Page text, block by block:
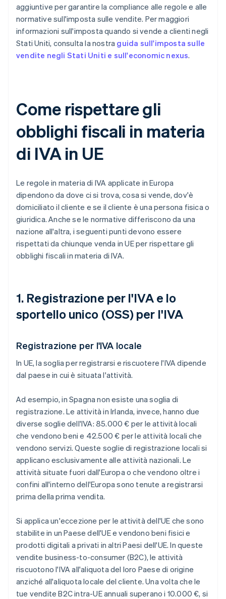
aggiuntive per garantire la compliance alle regole e alle
normative sull'imposta sulle vendite. Per maggiori
informazioni sull'imposta quando si vende a clienti negli
Stati Uniti, consulta la nostra guida sull'imposta sulle
vendite negli Stati Uniti e sull'economic nexus.
Come rispettare gli
obblighi fiscali in materia
di IVA in UE
Le regole in materia di IVA applicate in Europa
dipendono da dove ci si trova, cosa si vende, dov'è
domiciliato il cliente e se il cliente è una persona fisica o
giuridica. Anche se le normative differiscono da una
nazione all'altra, i seguenti punti devono essere
rispettati da chiunque venda in UE per rispettare gli
obblighi fiscali in materia di IVA.
1. Registrazione per l'IVA e lo
sportello unico (OSS) per l'IVA
Registrazione per l'IVA locale
In UE, la soglia per registrarsi e riscuotere l'IVA dipende
dal paese in cui è situata l'attività.
Ad esempio, in Spagna non esiste una soglia di
registrazione. Le attività in Irlanda, invece, hanno due
diverse soglie dell'IVA: 85.000 € per le attività locali
che vendono beni e 42.500 € per le attività locali che
vendono servizi. Queste soglie di registrazione locali si
applicano esclusivamente alle attività nazionali. Le
attività situate fuori dall'Europa o che vendono oltre i
confini all'interno dell'Europa sono tenute a registrarsi
prima della prima vendita.
Si applica un'eccezione per le attività dell'UE che sono
stabilite in un Paese dell'UE e vendono beni fisici e
prodotti digitali a privati in altri Paesi dell'UE. In queste
vendite business-to-consumer (B2C), le attività
riscuotono l'IVA all'aliquota del loro Paese di origine
anziché all'aliquota locale del cliente. Una volta che le
tue vendite B2C intra-UE annuali superano i 10.000 €, si